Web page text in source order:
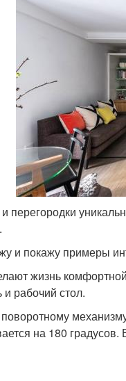
и покажу примеры
жизнь
рабочий стол.
на 180